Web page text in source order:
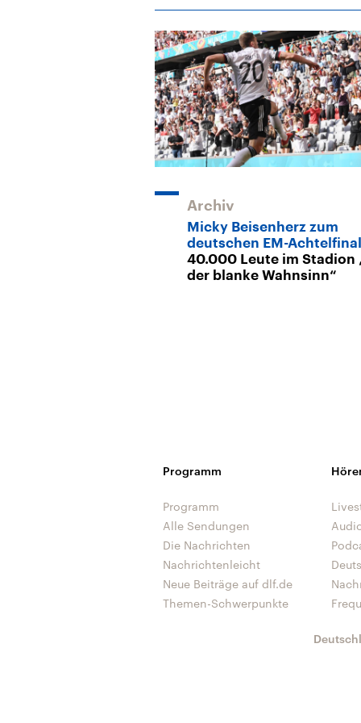
Archiv
Micky Beisenherz zum
deutschen EM-
40.000 Leute im Stadion
der blanke Wahnsinn“
Programm
Programm
Alle Sendungen
Die Nachrichten
Nachrichtenleicht
Neue Beiträge auf dlf.de
Themen-Schwerpunkte